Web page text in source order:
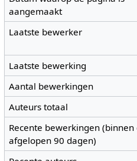
aangemaakt
Laatste bewerker
Laatste bewerking
Aantal bewerkingen
Auteurs totaal
Recente bewerkingen (binnen
afgelopen 90 dagen)